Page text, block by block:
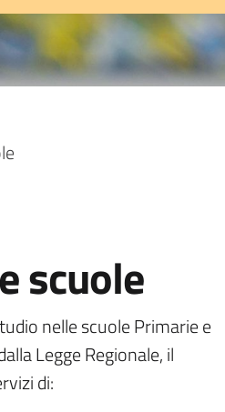
scuole
nelle scuole Primarie e
Legge Regionale, il
di: